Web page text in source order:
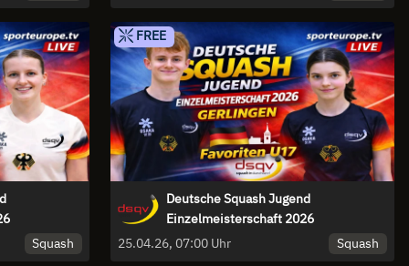
Squash
FREE
Deutsche Squash Jugend
Einzelmeisterschaft 2026
25.04.26, 07:00 Uhr
Squash